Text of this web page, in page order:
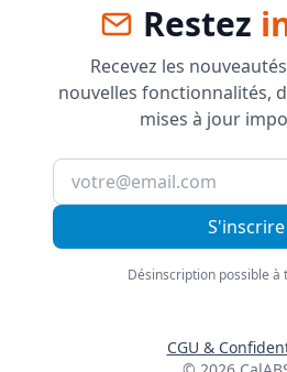
Restez
Recevez les nouveautés
nouvelles fonctionnalités,
mises à jour
S'inscrire
Désinscription possible à
CGU &